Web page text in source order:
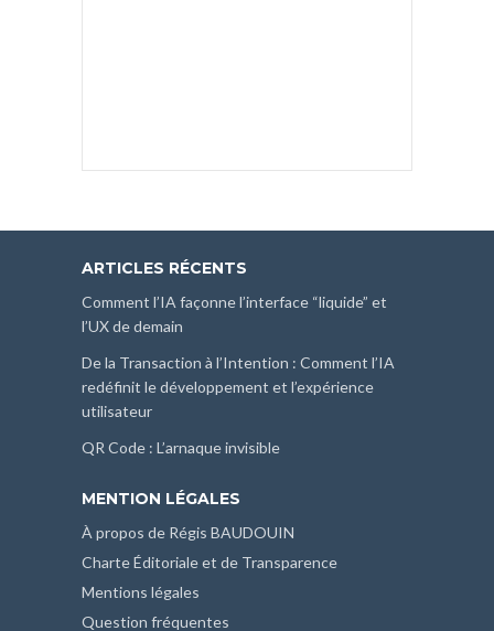
ARTICLES RÉCENTS
Comment l’IA façonne l’interface “liquide” et
l’UX de demain
De la Transaction à l’Intention : Comment l’IA
redéfinit le développement et l’expérience
utilisateur
QR Code : L’arnaque invisible
MENTION LÉGALES
À propos de Régis BAUDOUIN
Charte Éditoriale et de Transparence
Mentions légales
Question fréquentes